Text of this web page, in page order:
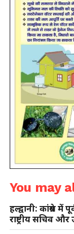
You may
हल्द्वानी: कांग्रेस
राष्ट्रीय सचिव और